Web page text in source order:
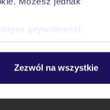
prywatności
Zezwól na wszystkie
oferty.